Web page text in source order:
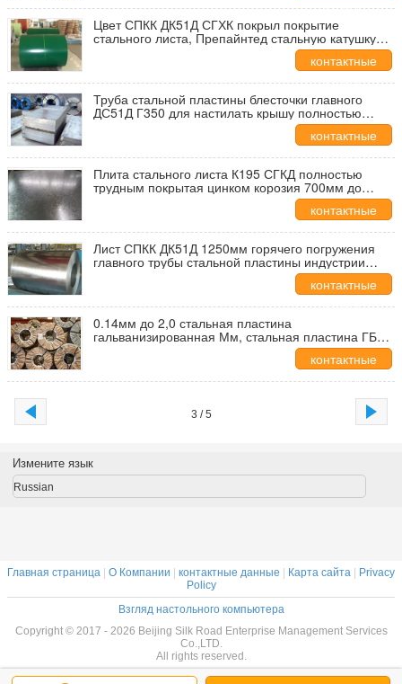
данные
Цвет СПКК ДК51Д СГХК покрыл покрытие
стального листа, Препайнтед стальную катушку
контактные
данные
Труба стальной пластины блесточки главного
ДС51Д Г350 для настилать крышу полностью
контактные
данные
Плита стального листа К195 СГКД полностью
трудным покрытая цинком корозия 700мм до
контактные
данные
Лист СПКК ДК51Д 1250мм горячего погружения
главного трубы стальной пластины индустрии
контактные
данные
0.14мм до 2,0 стальная пластина
гальванизированная Мм, стальная пластина ГБ
ДИН гальванизированная ДЖИС для плиты
контактные
данные
3 / 5
Измените язык
Russian
Главная страница О Компании контактные данные Карта сайта
Privacy
Policy
Взгляд настольного компьютера
Copyright © 2017 - 2026 Beijing Silk Road Enterprise Management Services
Co.,LTD.
All rights reserved.